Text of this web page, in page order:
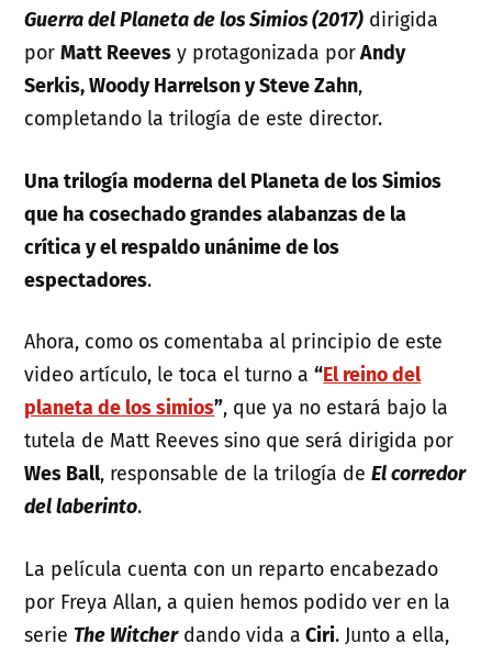
Guerra del Planeta de los Simios (2017) dirigida
porMatt Reeves y protagonizada porAndy
Serkis, Woody Harrelson y Steve Zahn,
completando la trilogía de este director.
Una trilogía moderna del Planeta de los Simios
que ha cosechado grandes alabanzas de la
crítica y el respaldo unánime de los
espectadores.
Ahora, como os comentaba al principio de este
video artículo, le toca el turno a“El reino del
planeta de los simios”, que ya no estará bajo la
tutela de Matt Reeves sino que será dirigida por
Wes Ball, responsable de la trilogía deEl corredor
del laberinto.
La película cuenta con un reparto encabezado
por Freya Allan, a quien hemos podido ver en la
serie The Witcherdando vida a Ciri. Junto a ella,